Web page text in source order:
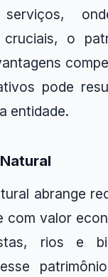
o
pode
entidade.
abrange
com valor
rios e